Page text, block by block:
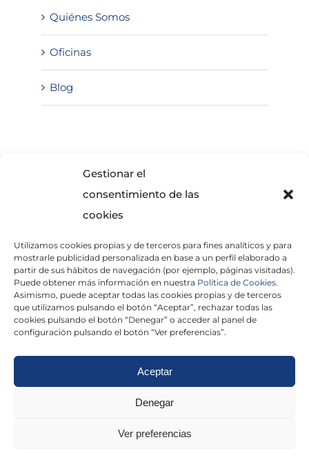
Gestionar el
consentimiento de las
cookies
Utilizamos cookies propias y de terceros para fines analíticos y para
mostrarle publicidad personalizada en base a un perfil elaborado a
partir de sus hábitos de navegación (por ejemplo, páginas visitadas).
Puede obtener más información en nuestra Política de Cookies.
Asimismo, puede aceptar todas las cookies propias y de terceros
que utilizamos pulsando el botón “Aceptar”, rechazar todas las
cookies pulsando el botón “Denegar” o acceder al panel de
configuración pulsando el botón “Ver preferencias”.
Aceptar
Denegar
Ver preferencias
Quiénes Somos
Oficinas
Blog
He leído y acepto laPolítica de Privacidad
Politica de cookies|Aviso Legal
Madrid|Tarragona